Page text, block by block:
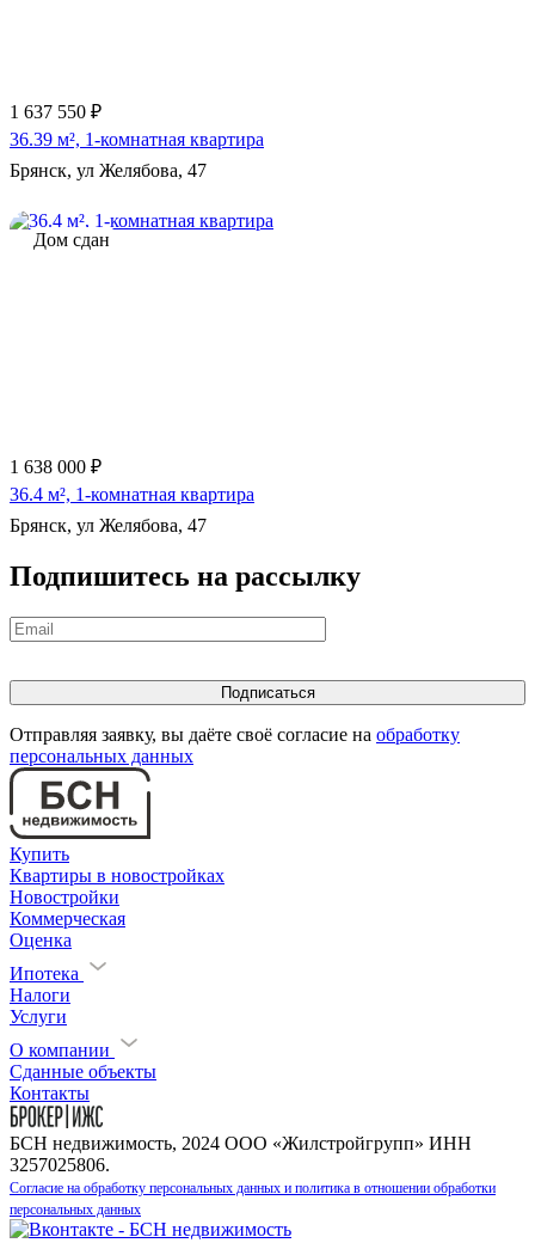
1 637 550 ₽
36.39 м², 1-комнатная квартира
Брянск, ул Желябова, 47
Дом сдан
1 638 000 ₽
36.4 м², 1-комнатная квартира
Брянск, ул Желябова, 47
Подпишитесь на рассылку
Отправляя заявку, вы даёте своё согласие на обработку
персональных данных
Купить
Квартиры в новостройках
Новостройки
Коммерческая
Оценка
Ипотека
Налоги
Услуги
О компании
Сданные объекты
Контакты
БСН недвижимость, 2024 ООО «Жилстройгрупп» ИНН
3257025806.
Согласие на обработку персональных данных и политика в отношении обработки
персональных данных